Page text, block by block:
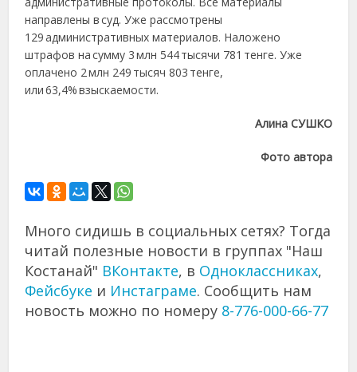
направлены в суд. Уже рассмотрены
129 административных материалов. Наложено
штрафов на сумму 3 млн 544 тысячи 781 тенге. Уже
оплачено 2 млн 249 тысяч 803 тенге,
или 63,4% взыскаемости.
Алина СУШКО
Фото автора
Много сидишь в социальных сетях? Тогда
читай полезные новости в группах "Наш
Костанай" ВКонтакте, в Одноклассниках,
Фейсбуке и Инстаграме. Сообщить нам
новость можно по номеру 8-776-000-66-77